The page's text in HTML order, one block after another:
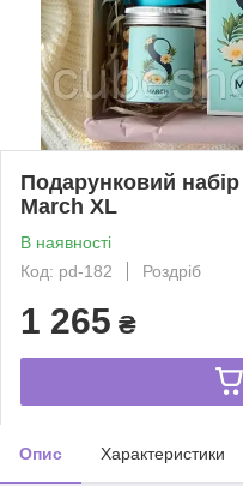
Подарунковий
March XL
В наявності
Код: pd-182
Роздріб
1 265 ₴
Опис Характеристики